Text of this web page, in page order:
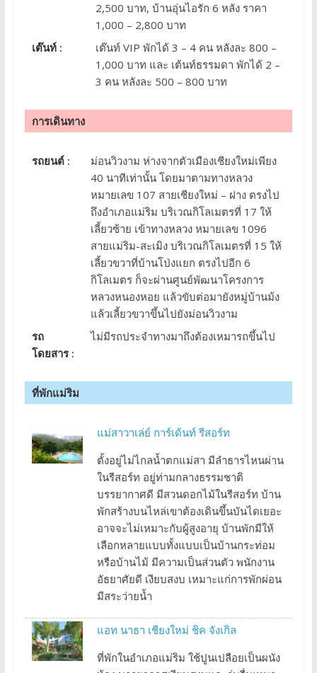
2,500 บาท, บ้านอุ่นไอรัก 6 หลัง ราคา
1,000 – 2,800 บาท
เต๊นท์ :
เต๊นท์ VIP พักได้ 3 – 4 คน หลังละ 800 –
1,000 บาท และ เต้นท์ธรรมดา พักได้ 2 –
3 คน หลังละ 500 – 800 บาท
การเดินทาง
รถยนต์ :
ม่อนวิวงาม ห่างจากตัวเมืองเชียงใหม่เพียง
40 นาทีเท่านั้น โดยมาตามทางหลวง
หมายเลข 107 สายเชียงใหม่ – ฝาง ตรงไป
ถึงอำเภอแม่ริม บริเวณกิโลเมตรที่ 17 ให้
เลี้ยวซ้าย เข้าทางหลวง หมายเลข 1096
สายแม่ริม-สะเมิง บริเวณกิโลเมตรที่ 15 ให้
เลี้ยวขวาที่บ้านโป่งแยก ตรงไปอีก 6
กิโลเมตร ก็จะผ่านศูนย์พัฒนาโครงการ
หลวงหนองหอย แล้วขับต่อมายังหมู่บ้านม้ง
แล้วเลี้ยวขวาขึ้นไปยังม่อนวิวงาม
รถ
โดยสาร :
ไม่มีรถประจำทางมาถึงต้องเหมารถขึ้นไป
ที่พักแม่ริม
แม่สาวาเล่ย์ การ์เด้นท์ รีสอร์ท
ตั้งอยู่ไม่ไกลน้ำตกแม่สา มีลำธารไหนผ่าน
ในรีสอร์ท อยู่ท่ามกลางธรรมชาติ
บรรยากาศดี มีสวนดอกไม้ในรีสอร์ท บ้าน
พักสร้างบนไหล่เขาต้องเดินขึ้นบันไดเยอะ
อาจจะไม่เหมาะกับผู้สูงอายุ บ้านพักมีให้
เลือกหลายแบบทั้งแบบเป็นบ้านกระท่อม
หรือบ้านไม้ มีความเป็นส่วนตัว พนักงาน
อัธยาศัยดี เงียบสงบ เหมาะแก่การพักผ่อน
มีสระว่ายน้ำ
แอท นาธา เชียงใหม่ ชิค จังเกิล
ที่พักในอำเภอแม่ริม ใช้ปูนเปลือยเป็นผนัง